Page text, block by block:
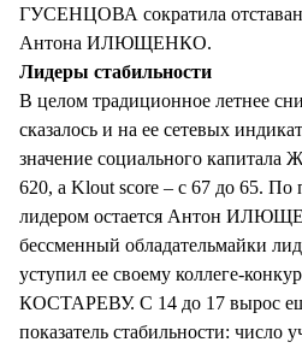
ГУСЕНЦОВА сократила
Антона ИЛЮЩЕНКО.
Лидеры стабильности
В целом традиционное летнее
сказалось и на ее сетевых
значение социального капитала
620, а Klout score – с 67 до 65. По
лидером остается Антон
бессменный обладательмайки
уступил ее своему коллеге-
КОСТАРЕВУ. С 14 до 17 вырос
показатель стабильности: число